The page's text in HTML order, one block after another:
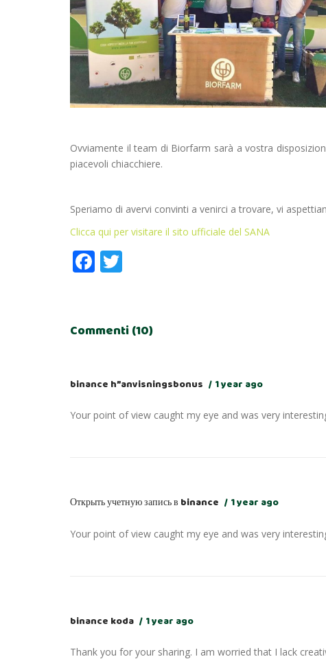
Ovviamente il team di Biorfarm sarà a vostra
piacevoli chiacchiere.
Speriamo di avervi convinti a venirci a trovare, vi
Clicca qui per visitare il sito ufficiale del SANA
Facebook
Commenti (10)
binance h”anvisningsbonus 1 year ago
Your point of view caught my eye and was very
Открыть учетную запись в binance 1 year ago
Your point of view caught my eye and was very
binance koda 1 year ago
Thank you for your sharing. I am worried that I lack